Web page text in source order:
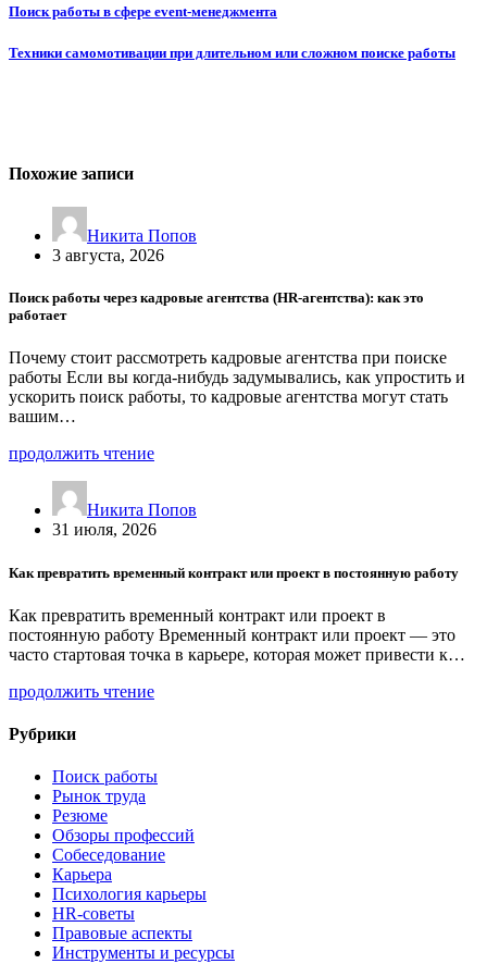
Поиск работы в сфере event-менеджмента
Техники самомотивации при длительном или сложном поиске работы
Похожие записи
Никита Попов
3 августа, 2026
Поиск работы через кадровые агентства (HR-агентства): как это
работает
Почему стоит рассмотреть кадровые агентства при поиске
работы Если вы когда-нибудь задумывались, как упростить и
ускорить поиск работы, то кадровые агентства могут стать
вашим…
продолжить чтение
Никита Попов
31 июля, 2026
Как превратить временный контракт или проект в постоянную работу
Как превратить временный контракт или проект в
постоянную работу Временный контракт или проект — это
часто стартовая точка в карьере, которая может привести к…
продолжить чтение
Рубрики
Поиск работы
Рынок труда
Резюме
Обзоры профессий
Собеседование
Карьера
Психология карьеры
HR-советы
Правовые аспекты
Инструменты и ресурсы